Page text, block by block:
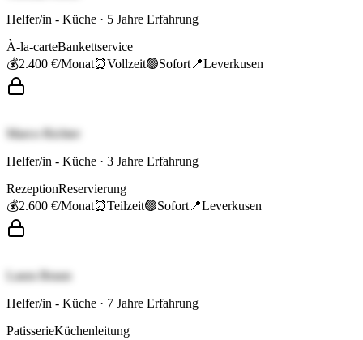
Helfer/in - Küche · 5 Jahre Erfahrung
À-la-carteBankettservice
💰2.400 €/Monat⏰Vollzeit🟢Sofort 📍Leverkusen
Marco Richter
Helfer/in - Küche · 3 Jahre Erfahrung
RezeptionReservierung
💰2.600 €/Monat⏰Teilzeit🟢Sofort 📍Leverkusen
Laura Braun
Helfer/in - Küche · 7 Jahre Erfahrung
PatisserieKüchenleitung